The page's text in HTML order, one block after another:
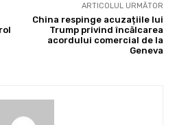
ARTICOLUL URMĂTOR
China respinge acuzațiile lui
Trump privind încălcarea
acordului comercial de la
Geneva